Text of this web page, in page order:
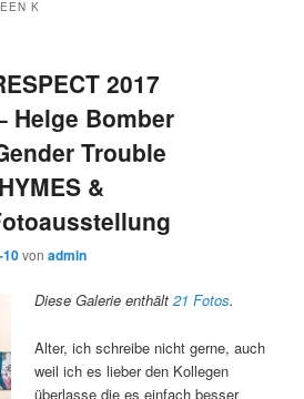
K
2017
Helge Bomber
Trouble
&
10vonadmin
Diese Galerie enthält21 Fotos.
Alter, ich schreibe nicht gerne, auch
weil ich es lieber den Kollegen
überlasse die es einfach besser